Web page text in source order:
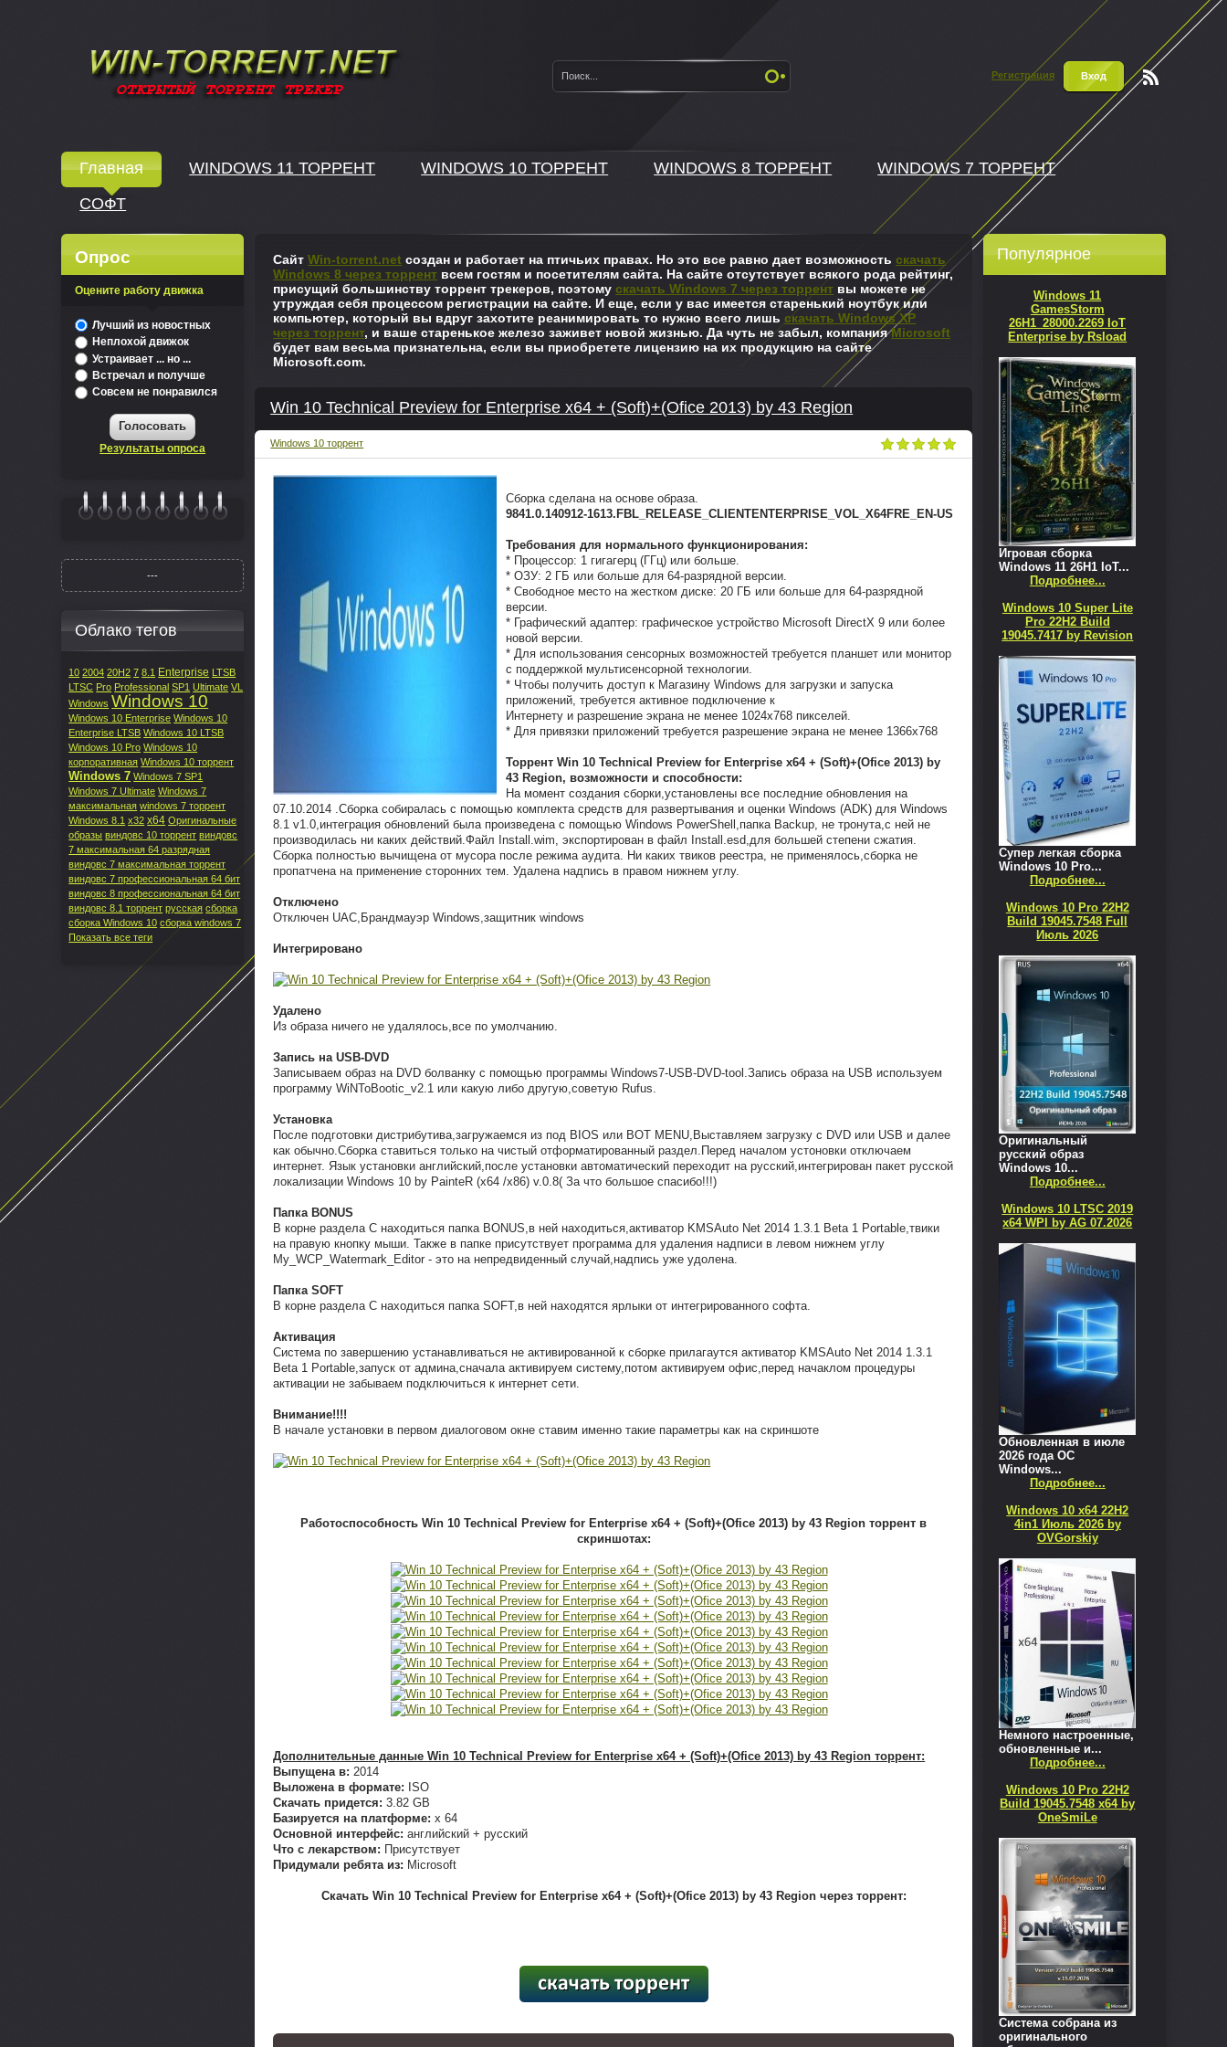
Регистрация Вход
Главная WINDOWS 11 ТОРРЕНТ WINDOWS 10 ТОРРЕНТ WINDOWS 8 ТОРРЕНТ
WINDOWS 7 ТОРРЕНТ
СОФТ
СайтWin-torrent.net создан и работает на птичьих правах. Но это все равно дает возможностьскачать
Windows 8 через торрент всем гостям и посетителям сайта. На сайте отсутствует всякого рода рейтинг,
присущий большинству торрент трекеров, поэтомускачать Windows 7 через торрент вы можете не
утруждая себя процессом регистрации на сайте. И еще, если у вас имеется старенький ноутбук или
компьютер, который вы вдруг захотите реанимировать то нужно всего лишьскачать Windows XP
через торрент, и ваше старенькое железо заживет новой жизнью. Да чуть не забыл, компанияMicrosoft
будет вам весьма признательна, если вы приобретете лицензию на их продукцию на сайте
Microsoft.com.
Win 10 Technical Preview for Enterprise x64 + (Soft)+(Ofice 2013) by 43 Region
Windows 10 торрент
Сборка сделана на основе образа.
9841.0.140912-1613.FBL_RELEASE_CLIENTENTERPRISE_VOL_X64FRE_EN-US
Требования для нормального функционирования:
* Процессор: 1 гигагерц (ГГц) или больше.
* ОЗУ: 2 ГБ или больше для 64-разрядной версии.
* Свободное место на жестком диске: 20 ГБ или больше для 64-разрядной
версии.
* Графический адаптер: графическое устройство Microsoft DirectX 9 или более
новой версии.
* Для использования сенсорных возможностей требуется планшет или монитор
с поддержкой мультисенсорной технологии.
* Чтобы получить доступ к Магазину Windows для загрузки и запуска
приложений, требуется активное подключение к
Интернету и разрешение экрана не менее 1024x768 пикселей.
* Для привязки приложений требуется разрешение экрана не менее 1366x768
Торрент Win 10 Technical Preview for Enterprise x64 + (Soft)+(Ofice 2013) by
43 Region, возможности и способности:
На момент создания сборки,установлены все последние обновления на
07.10.2014 .Сборка собиралась с помощью комплекта средств для развертывания и оценки Windows (ADK) для Windows
8.1 v1.0,интеграция обновлений была произведена с помощью Windows PowerShell,папка Backup, не тронута,с ней не
производилась ни каких действий.Файл Install.wim, экспортирован в файл Install.esd,для большей степени сжатия.
Сборка полностью вычищена от мусора после режима аудита. Ни каких твиков реестра, не применялось,сборка не
пропатчена на применение сторонних тем. Удалена надпись в правом нижнем углу.
Отключено
Отключен UAC,Брандмауэр Windows,защитник windows
Интегрированo
Удалено
Из образа ничего не удалялось,все по умолчанию.
Запись на USB-DVD
Записываем образ на DVD болванку с помощью программы Windows7-USB-DVD-tool.Запись образа на USB используем
программу WiNToBootic_v2.1 или какую либо другую,советую Rufus.
Установка
После подготовки дистрибутива,загружаемся из под BIOS или BOT MENU,Выставляем загрузку с DVD или USB и далее
как обычно.Сборка ставиться только на чистый отформатированный раздел.Перед началом устоновки отключаем
интернет. Язык установки английский,после установки автоматический переходит на русский,интегрирован пакет русской
локализации Windows 10 by PainteR (x64 /x86) v.0.8( За что большое спасибо!!!)
Папка BONUS
В корне раздела C находиться папка BONUS,в ней находиться,активатор KMSAuto Net 2014 1.3.1 Beta 1 Portable,твики
на правую кнопку мыши. Также в папке присутствует программа для удаления надписи в левом нижнем углу
My_WCP_Watermark_Editor - это на непредвиденный случай,надпись уже удолена.
Папка SOFT
В корне раздела C находиться папка SOFT,в ней находятся ярлыки от интегрированного софта.
Активация
Система по завершению устанавливаться не активированной к сборке прилагаутся активатор KMSAuto Net 2014 1.3.1
Beta 1 Portable,запуск от админа,сначала активируем систему,потом активируем офис,перед начаклом процедуры
активации не забываем подключиться к интернет сети.
Внимание!!!!
В начале установки в первом диалоговом окне ставим именно такие параметры как на скриншоте
Работоспособность Win 10 Technical Preview for Enterprise x64 + (Soft)+(Ofice 2013) by 43 Region торрент в
скриншотах:
Дополнительные данные Win 10 Technical Preview for Enterprise x64 + (Soft)+(Ofice 2013) by 43 Region торрент:
Выпущена в:2014
Выложена в формате: ISO
Скачать придется:3.82 GB
Базируется на платформе:x 64
Основной интерфейс:английский + русский
Что с лекарством: Присутствует
Придумали ребята из: Microsoft
Скачать Win 10 Technical Preview for Enterprise x64 + (Soft)+(Ofice 2013) by 43 Region через торрент:
Популярное
Windows 11
GamesStorm
26H1_28000.2269 IoT
Enterprise by Rsload
Игровая сборка
Windows 11 26H1 IoT...
Подробнее...
Windows 10 Super Lite
Pro 22H2 Build
19045.7417 by Revision
Супер легкая сборка
Windows 10 Pro...
Подробнее...
Windows 10 Pro 22H2
Build 19045.7548 Full
Июль 2026
Оригинальный
русский образ
Windows 10...
Подробнее...
Windows 10 LTSC 2019
x64 WPI by AG 07.2026
Обновленная в июле
2026 года ОС
Windows...
Подробнее...
Windows 10 x64 22H2
4in1 Июль 2026 by
OVGorskiy
Немного настроенные,
обновленные и...
Подробнее...
Windows 10 Pro 22H2
Build 19045.7548 x64 by
OneSmiLe
Система собрана из
оригинального
Опрос
Оцените работу движка
Лучший из новостных
Неплохой движок
Устраивает ... но ...
Встречал и получше
Совсем не понравился
Голосовать
Результаты опроса
---
Облако тегов
10 2004 20H2 7 8.1 Enterprise LTSB
LTSC Pro Professional SP1 Ultimate VL
Windows Windows 10
Windows 10 Enterprise Windows 10
Enterprise LTSB Windows 10 LTSB
Windows 10 Pro Windows 10
корпоративная Windows 10 торрент
Windows 7 Windows 7 SP1
Windows 7 Ultimate Windows 7
максимальная windows 7 торрент
Windows 8.1 x32 x64 Оригинальные
образы виндовс 10 торрент виндовс
7 максимальная 64 разрядная
виндовс 7 максимальная торрент
виндовс 7 профессиональная 64 бит
виндовс 8 профессиональная 64 бит
виндовс 8.1 торрент русская сборка
сборка Windows 10 сборка windows 7
Показать все теги